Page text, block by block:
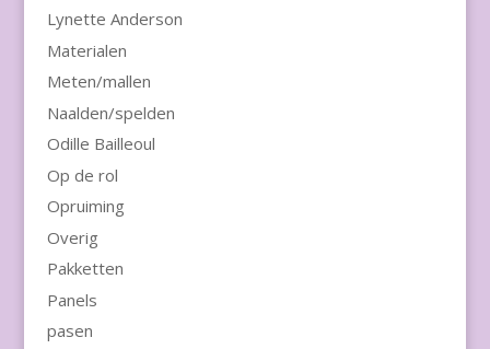
Lynette Anderson
Materialen
Meten/mallen
Naalden/spelden
Odille Bailleoul
Op de rol
Opruiming
Overig
Pakketten
Panels
pasen